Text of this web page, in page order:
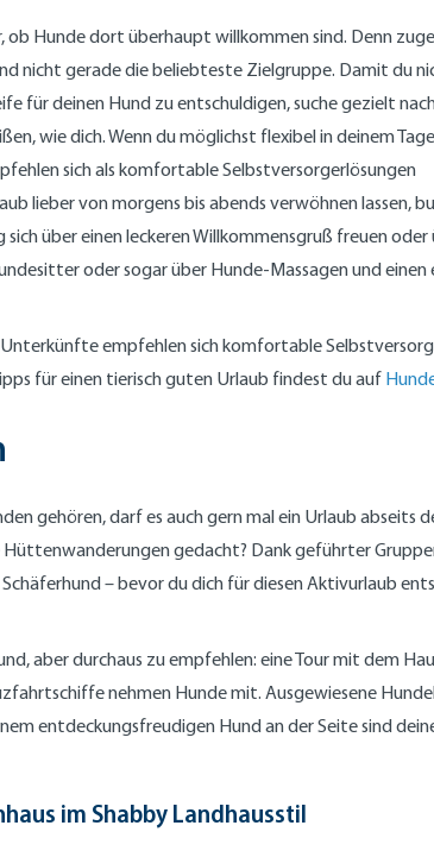
ob Hunde dort überhaupt willkommen sind. Denn
nicht gerade die beliebteste Zielgruppe. Damit du
für deinen Hund zu entschuldigen, suche gezielt
wie dich. Wenn du möglichst flexibel in deinem
sich als komfortable Selbstversorgerlösungen
lieber von morgens bis abends verwöhnen lassen,
über einen leckeren Willkommensgruß freuen oder
oder sogar über Hunde-Massagen und einen
empfehlen sich komfortable
für einen tierisch guten Urlaub findest du auf
gehören, darf es auch gern mal ein Urlaub
gedacht? Dank geführter
– bevor du dich für diesen Aktivurlaub
aber durchaus zu empfehlen: eine Tour mit dem
nehmen Hunde mit. Ausgewiesene
entdeckungsfreudigen Hund an der Seite sind
im Shabby Landhausstil